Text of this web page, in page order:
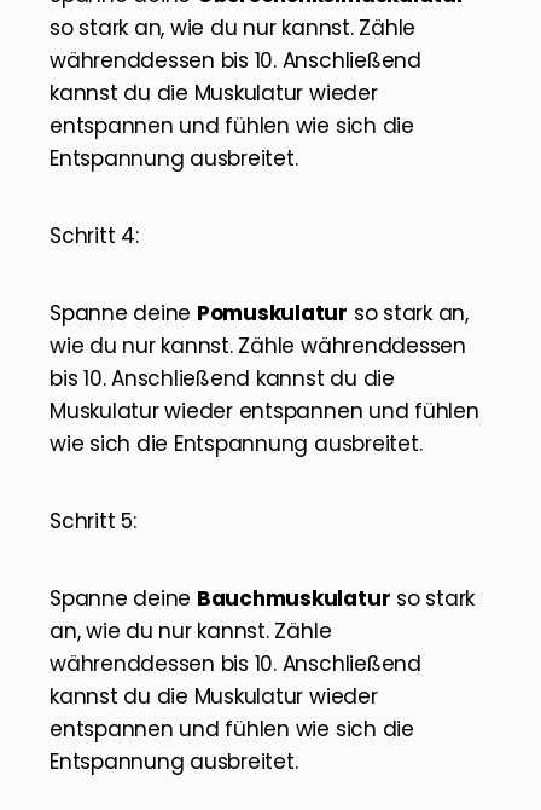
so stark an, wie du nur kannst. Zähle
währenddessen bis 10. Anschließend
kannst du die Muskulatur wieder
entspannen und fühlen wie sich die
Entspannung ausbreitet.
Schritt 4:
Spanne deine Pomuskulatur so stark an,
wie du nur kannst. Zähle währenddessen
bis 10. Anschließend kannst du die
Muskulatur wieder entspannen und fühlen
wie sich die Entspannung ausbreitet.
Schritt 5:
Spanne deine Bauchmuskulatur so stark
an, wie du nur kannst. Zähle
währenddessen bis 10. Anschließend
kannst du die Muskulatur wieder
entspannen und fühlen wie sich die
Entspannung ausbreitet.